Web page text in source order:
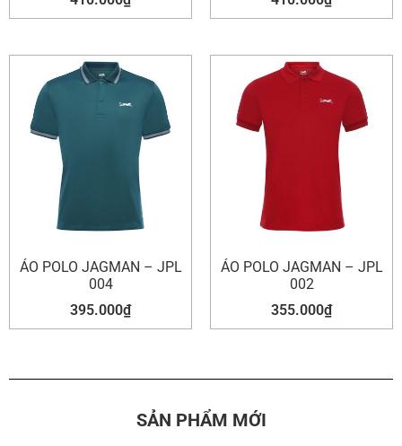
ÁO POLO JAGMAN – JPL
004
395.000₫
ÁO POLO JAGMAN – JPL
002
355.000₫
SẢN PHẨM MỚI